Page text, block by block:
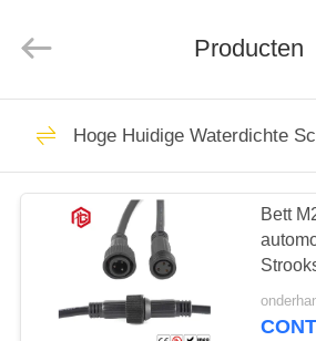
HUIS
PRODUCTEN
ONGEVEER
Ltd..
Waterdichte
Producten
Hoge Huidige Waterdichte
Bett